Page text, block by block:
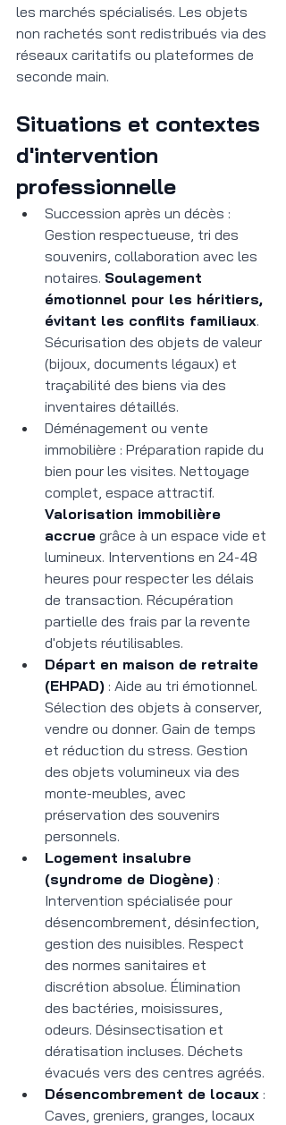
les marchés spécialisés. Les objets
non rachetés sont redistribués via des
réseaux caritatifs ou plateformes de
seconde main.
Situations et contextes
d'intervention
professionnelle
Succession après un décès :
Gestion respectueuse, tri des
souvenirs, collaboration avec les
notaires. Soulagement
émotionnel pour les héritiers,
évitant les conflits familiaux.
Sécurisation des objets de valeur
(bijoux, documents légaux) et
traçabilité des biens via des
inventaires détaillés.
Déménagement ou vente
immobilière : Préparation rapide du
bien pour les visites. Nettoyage
complet, espace attractif.
Valorisation immobilière
accrue grâce à un espace vide et
lumineux. Interventions en 24-48
heures pour respecter les délais
de transaction. Récupération
partielle des frais par la revente
d'objets réutilisables.
Départ en maison de retraite
(EHPAD) : Aide au tri émotionnel.
Sélection des objets à conserver,
vendre ou donner. Gain de temps
et réduction du stress. Gestion
des objets volumineux via des
monte-meubles, avec
préservation des souvenirs
personnels.
Logement insalubre
(syndrome de Diogène) :
Intervention spécialisée pour
désencombrement, désinfection,
gestion des nuisibles. Respect
des normes sanitaires et
discrétion absolue. Élimination
des bactéries, moisissures,
odeurs. Désinsectisation et
dératisation incluses. Déchets
évacués vers des centres agréés.
Désencombrement de locaux :
Caves, greniers, granges, locaux